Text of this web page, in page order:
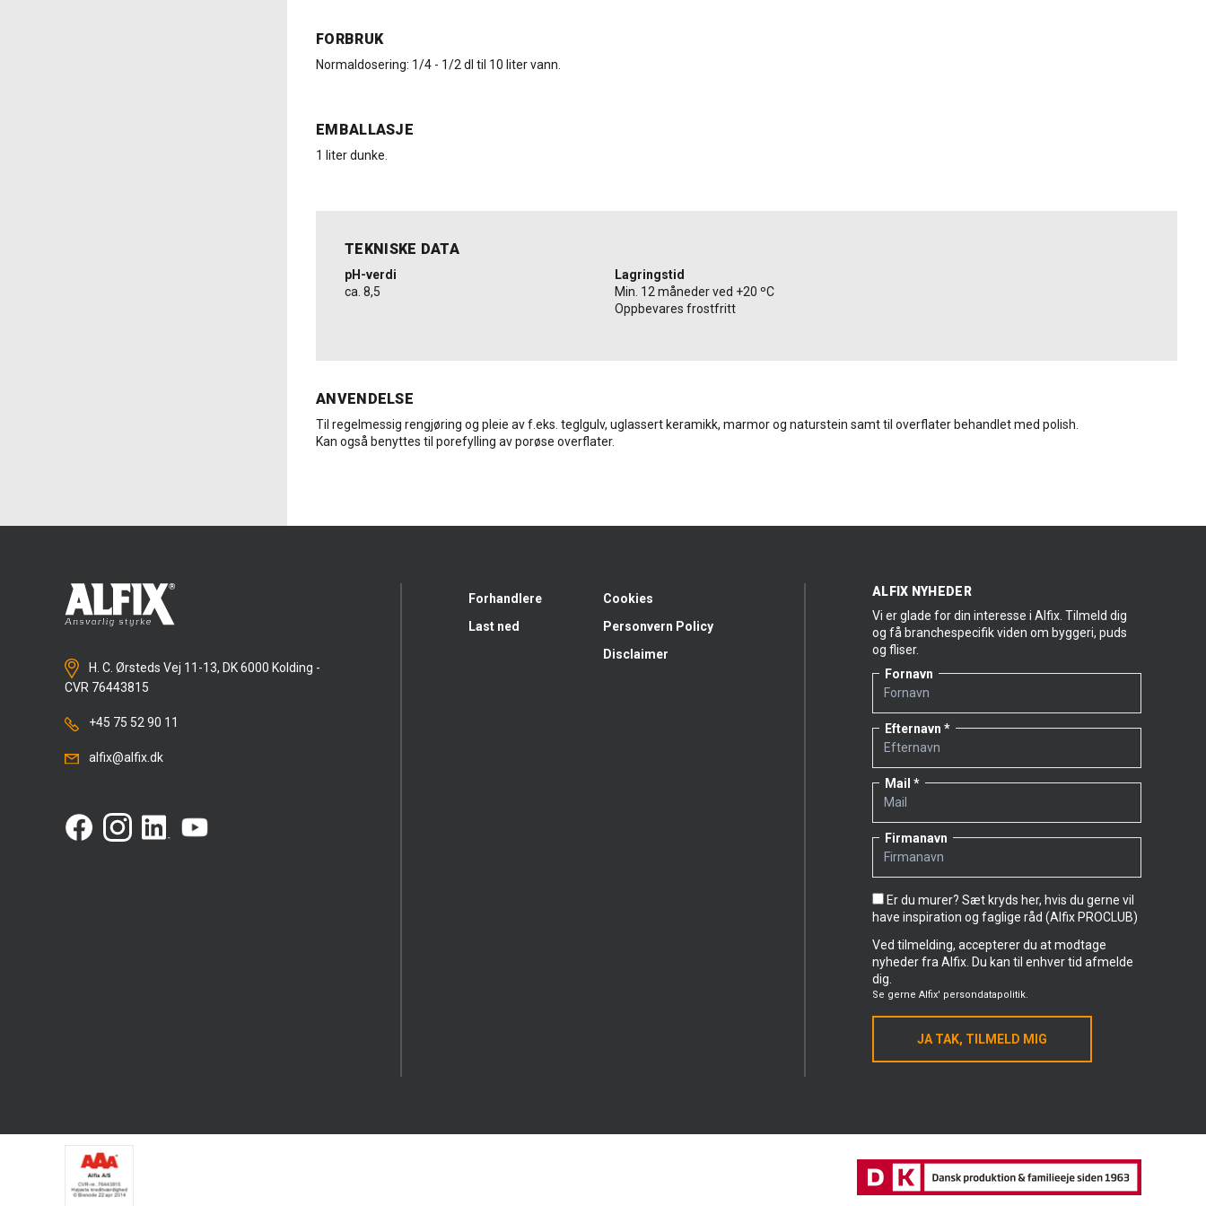
FORBRUK
Normaldosering: 1/4 - 1/2 dl til 10 liter vann.
EMBALLASJE
1 liter dunke.
TEKNISKE DATA
pH-verdi
ca. 8,5
Lagringstid
Min. 12 måneder ved +20 ºC
Oppbevares frostfritt
ANVENDELSE
Til regelmessig rengjøring og pleie av f.eks. teglgulv, uglassert keramikk, marmor og naturstein samt til overflater behandlet med polish.
Kan også benyttes til porefylling av porøse overflater.
H. C. Ørsteds Vej 11-13, DK 6000 Kolding -
CVR 76443815
+45 75 52 90 11
alfix@alfix.dk
Forhandlere
Last ned
Cookies
Personvern Policy
Disclaimer
ALFIX NYHEDER
Vi er glade for din interesse i Alfix. Tilmeld dig
og få branchespecifik viden om byggeri, puds
og fliser.
Fornavn
Efternavn
Mail
Firmanavn
Er du murer? Sæt kryds her, hvis du gerne vil
have inspiration og faglige råd (Alfix PROCLUB)
Ved tilmelding, accepterer du at modtage
nyheder fra Alfix. Du kan til enhver tid afmelde
dig.
Se gerne Alfix' persondatapolitik.
JA TAK, TILMELD MIG